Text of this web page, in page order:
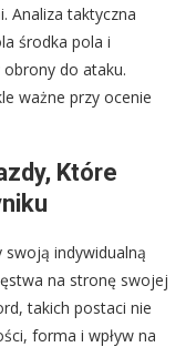
Analiza taktyczna
środka pola i
do ataku.
ważne przy ocenie
Które
indywidualną
na stronę swojej
takich postaci nie
forma i wpływ na